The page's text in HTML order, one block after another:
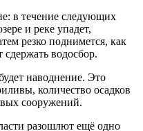
в течение следующих
и реке упадет,
резко поднимется, как
сдержать водосбор.
наводнение. Это
количество осадков
сооружений.
разошлют ещё одно